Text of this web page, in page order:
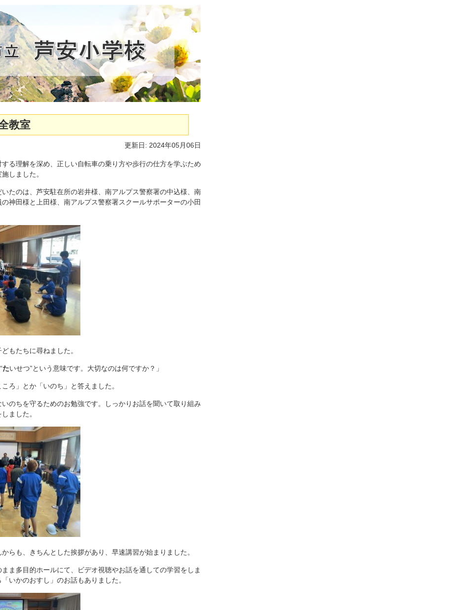
教室
更新日: 2024年05月06日
る理解を深め、正しい自転車の乗り方や歩行の仕方を学ぶため
しました。
たのは、芦安駐在所の岩井様、南アルプス警察署の中込様、南
神田様と上田様、南アルプス警察署スクールサポーターの小田
もたちに尋ねました。
たいせつ”という意味です。大切なのは何ですか？」
ろ」とか「いのち」と答えました。
いのちを守るためのお勉強です。しっかりお話を聞いて取り組み
ました。
らも、きちんとした挨拶があり、早速講習が始まりました。
ま多目的ホールにて、ビデオ視聴やお話を通しての学習をしま
いかのおすし」のお話もありました。